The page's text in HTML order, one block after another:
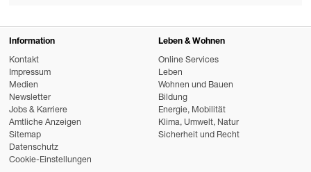
Information
Kontakt
Impressum
Medien
Newsletter
Jobs & Karriere
Amtliche Anzeigen
Sitemap
Datenschutz
Cookie-Einstellungen
Leben & Wohnen
Online Services
Leben
Wohnen und Bauen
Bildung
Energie, Mobilität
Klima, Umwelt, Natur
Sicherheit und Recht